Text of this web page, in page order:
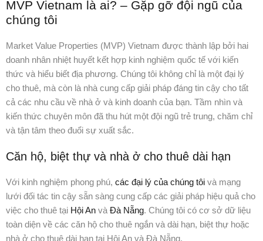
MVP Vietnam là ai? – Gặp gỡ đội ngũ của
chúng tôi
Market Value Properties (MVP) Vietnam được thành lập bởi hai
doanh nhân nhiệt huyết kết hợp kinh nghiệm quốc tế với kiến
thức và hiểu biết địa phương. Chúng tôi không chỉ là một đại lý
cho thuê, mà còn là nhà cung cấp giải pháp đáng tin cậy cho tất
cả các nhu cầu về nhà ở và kinh doanh của bạn. Tầm nhìn và
kiến thức chuyên môn đã thu hút một đội ngũ trẻ trung, chăm chỉ
và tận tâm theo đuổi sự xuất sắc.
Căn hộ, biệt thự và nhà ở cho thuê dài hạn
Với kinh nghiệm phong phú, các đại lý của chúng tôi và mạng
lưới đối tác tin cậy sẵn sàng cung cấp các giải pháp hiệu quả cho
việc cho thuê tại Hội An và Đà Nẵng. Chúng tôi có cơ sở dữ liệu
toàn diện về các căn hộ cho thuê ngắn và dài hạn, biệt thự hoặc
nhà ở cho thuê dài hạn tại Hội An và Đà Nẵng.